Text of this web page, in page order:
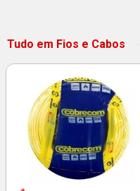
Tudo em Fios e Cabos